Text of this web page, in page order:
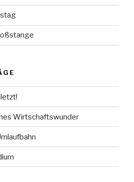
Wirtschaftswunder